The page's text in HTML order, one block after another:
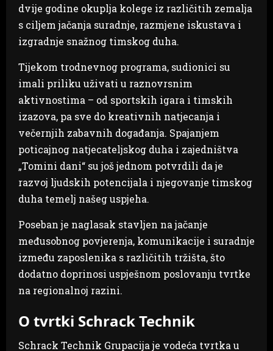
dvije godine okuplja kolege iz različitih zemalja
s ciljem jačanja suradnje, razmjene iskustava i
izgradnje snažnog timskog duha.
Tijekom trodnevnog programa, sudionici su
imali priliku uživati u raznovrsnim
aktivnostima – od sportskih igara i timskih
izazova, pa sve do kreativnih natjecanja i
večernjih zabavnih događanja. Spajanjem
poticajnog natjecateljskog duha i zajedništva
„Tomini dani“ su još jednom potvrdili da je
razvoj ljudskih potencijala i njegovanje timskog
duha temelj našeg uspjeha.
Poseban je naglasak stavljen na jačanje
međusobnog povjerenja, komunikacije i suradnje
između zaposlenika s različitih tržišta, što
dodatno doprinosi uspješnom poslovanju tvrtke
na regionalnoj razini.
O tvrtki Schrack Technik
Schrack Technik Grupacija je vodeća tvrtka u